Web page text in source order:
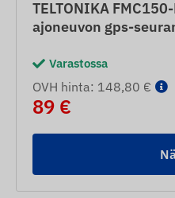
TELTONIKA
ajoneuvon gps-
Varastossa
OVH hinta: 148,80 €
89 €